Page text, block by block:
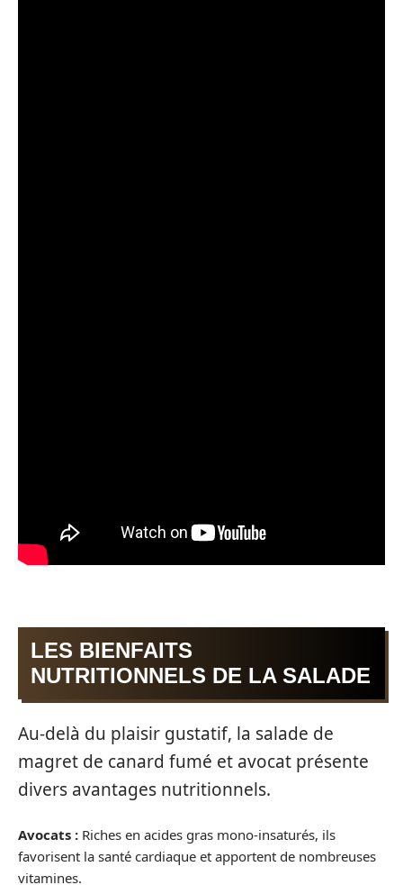
LES BIENFAITS
NUTRITIONNELS DE LA SALADE
Au-delà du plaisir gustatif, la salade de
magret de canard fumé et avocat présente
divers avantages nutritionnels.
Avocats : Riches en acides gras mono-insaturés, ils
favorisent la santé cardiaque et apportent de nombreuses
vitamines.